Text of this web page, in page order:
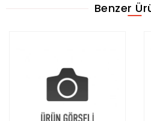
Benzer